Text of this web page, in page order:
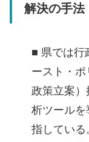
解決の手法
■ 県では行
ースト・ポ
政策立案
析ツールを
指してい